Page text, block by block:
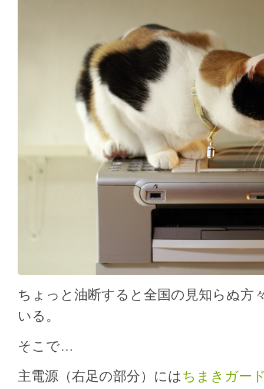
ちょっと油断すると全国の見知らぬ方
いる。
そこで…
主電源（右足の部分）にはちまきガー